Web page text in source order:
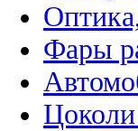
Фары